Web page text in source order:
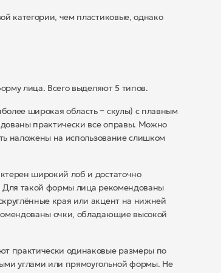
категории, чем пластиковые, однако
лица. Всего выделяют 5 типов.
широкая область ‒ скулы) с плавным
практически все оправы. Можно
наложены на использование слишком
широкий лоб и достаточно
Для такой формы лица рекомендованы
края или акцент на нижней
очки, обладающие высокой
практически одинаковые размеры по
углами или прямоугольной формы. Не